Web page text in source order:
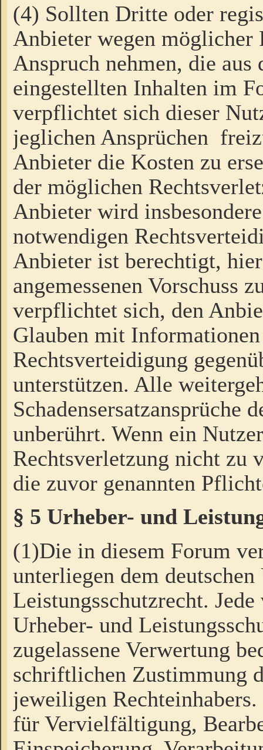
(4) Sollten Dritte oder
Anbieter wegen möglicher
Anspruch nehmen, die
eingestellten Inhalten im
verpflichtet sich dieser
jeglichen Ansprüchen
Anbieter die Kosten zu
der möglichen
Anbieter wird
notwendigen
Anbieter ist berechtigt,
angemessenen Vorschuss
verpflichtet sich, den
Glauben mit
Rechtsverteidigung
unterstützen. Alle
Schadensersatzansprüche
unberührt. Wenn ein
Rechtsverletzung nicht zu
die zuvor genannten
§ 5 Urheber- und
(1)Die in diesem Forum
unterliegen dem
Leistungsschutzrecht.
Urheber- und
zugelassene Verwertung
schriftlichen Zustimmung
jeweiligen
für Vervielfältigung,